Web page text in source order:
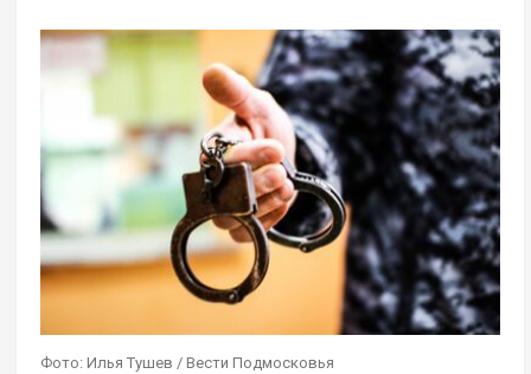
Фото: Илья Тушев / Вести Подмосковья